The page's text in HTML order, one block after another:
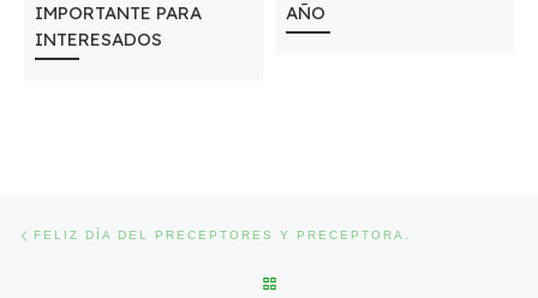
IMPORTANTE PARA
INTERESADOS
AÑO
Navegación de entradas
FELIZ DÍA DEL PRECEPTORES Y PRECEPTORA.